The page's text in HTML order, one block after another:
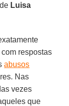
Luisa
respostas
abusos
Nas
vezes
que